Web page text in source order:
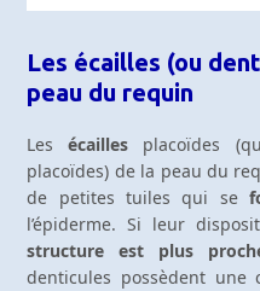
Les écailles (ou
peau du requin
Lesécailles placoïdes
placoïdes) de la peau du
de petites tuiles qui se
l’épiderme. Si leur
structure est plus
denticules possèdent